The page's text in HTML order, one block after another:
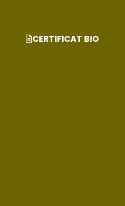
CERTIFICAT BIO